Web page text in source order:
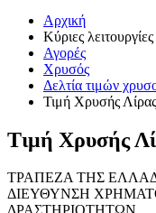
Αρχική
Κύριες λειτουργίες
Αγορές
Χρυσός
Δελτία τιμών
Τιμή Χρυσής Λίρας
Τιμή Χρυσής
ΤΡΑΠΕΖΑ ΤΗΣ
ΔΙΕΥΘΥΝΣΗ